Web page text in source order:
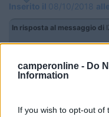
camperonline - Do
Information
If you wish to opt-out of
Inserito il 08/10/2018
In risposta al messaggio di
nonno pat 49 spero
intasamenti e rogne di
purtroppo è il progresso,